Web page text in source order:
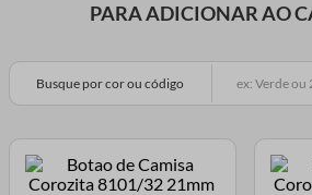
PARA ADICIONAR AO
Busque por cor ou código